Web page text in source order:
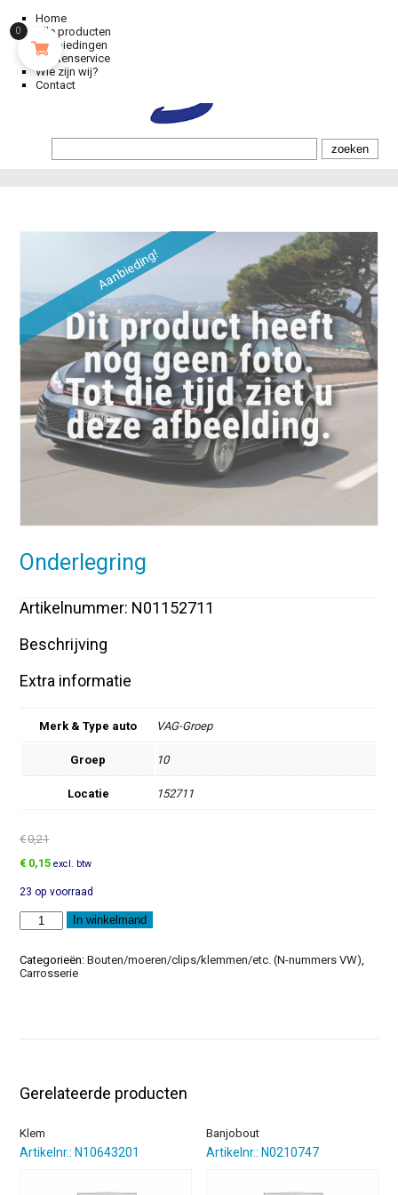
Home
Alle producten
Aanbiedingen
Klantenservice
Wie zijn wij?
Contact
Aanbieding!
Onderlegring
Artikelnummer: N01152711
Beschrijving
Extra informatie
Merk & Type auto VAG-Groep
Groep 10
Locatie 152711
€0,21
Oorspronkelijke
was:
€0,21.
€ 0,15Huidige
is:
€0,15.
excl. btw
23 op voorraad
Onderlegring
aantal
In winkelmand
Categorieën:Bouten/moeren/clips/klemmen/etc. (N-nummers VW),
Carrosserie
Gerelateerde producten
Klem
Artikelnr.: N10643201
Banjobout
Artikelnr.: N0210747
0